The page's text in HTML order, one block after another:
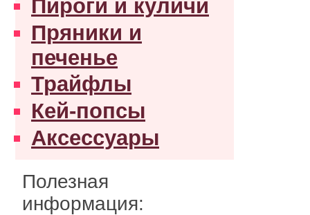
Пироги и куличи
Пряники и
печенье
Трайфлы
Кей-попсы
Аксессуары
Полезная
информация: